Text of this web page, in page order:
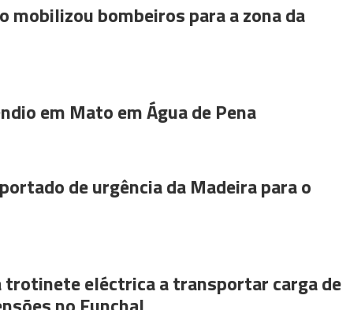
mobilizou bombeiros para a zona da
em Mato em Água de Pena
de urgência da Madeira para o
trotinete eléctrica a transportar carga de